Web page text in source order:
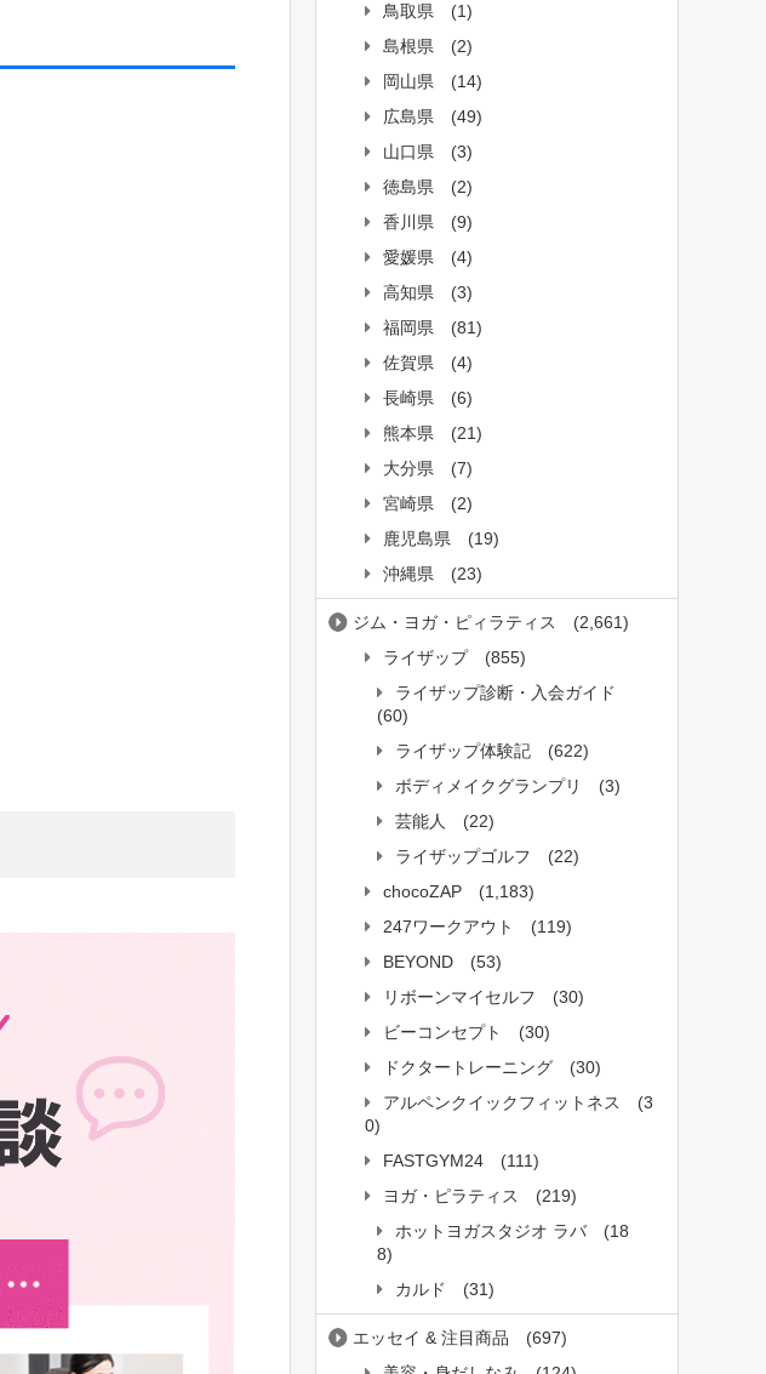
鳥取県
(1)
島根県
(2)
岡山県
(14)
広島県
(49)
山口県
(3)
徳島県
(2)
香川県
(9)
愛媛県
(4)
高知県
(3)
福岡県
(81)
佐賀県
(4)
長崎県
(6)
熊本県
(21)
大分県
(7)
宮崎県
(2)
鹿児島県
(19)
沖縄県
(23)
ジム・ヨガ・ピィラティス
(2,661)
ライザップ
(855)
ライザップ診断・入会ガイド
(60)
ライザップ体験記
(622)
ボディメイクグランプリ
(3)
芸能人
(22)
ライザップゴルフ
(22)
chocoZAP
(1,183)
247ワークアウト
(119)
BEYOND
(53)
リボーンマイセルフ
(30)
ビーコンセプト
(30)
ドクタートレーニング
(30)
アルペンクイックフィットネス
(3
0)
FASTGYM24
(111)
ヨガ・ピラティス
(219)
ホットヨガスタジオ ラバ
(18
8)
カルド
(31)
エッセイ & 注目商品
(697)